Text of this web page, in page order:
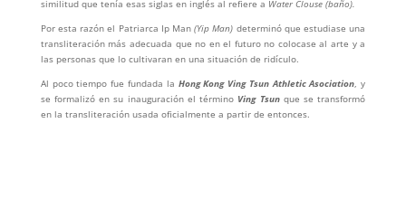
similitud que tenía esas siglas en inglés al refiere a Water Clouse (baño).
Por esta razón el Patriarca Ip Man(Yip Man) determinó que estudiase una
transliteración más adecuada que no en el futuro no colocase al arte y a
las personas que lo cultivaran en una situación de ridículo.
Al poco tiempo fue fundada la Hong KongVingTsun Athletic Asociation, y
se formalizó en su inauguración el término Ving Tsun que se transformó
en la transliteración usada oficialmente a partir de entonces.